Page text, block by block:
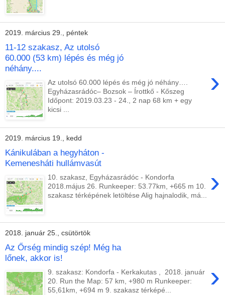
2019. március 29., péntek
11-12 szakasz, Az utolsó
60.000 (53 km) lépés és még jó
néhány....
›
Az utolsó 60.000 lépés és még jó néhány….
Egyházasrádóc– Bozsok – Írottkő - Kőszeg
Időpont: 2019.03.23 - 24., 2 nap 68 km + egy
kicsi ...
2019. március 19., kedd
Kánikulában a hegyháton -
Kemenesháti hullámvasút
›
10. szakasz, Egyházasrádóc - Kondorfa
2018.május 26. Runkeeper: 53.77km, +665 m 10.
szakasz térképének letöltése Alig hajnalodik, má...
2018. január 25., csütörtök
Az Őrség mindig szép! Még ha
lőnek, akkor is!
›
9. szakasz: Kondorfa - Kerkakutas , 2018. január
20. Run the Map: 57 km, +980 m Runkeeper:
55,61km, +694 m 9. szakasz térképé...